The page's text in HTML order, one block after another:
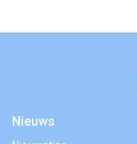
Nieuws